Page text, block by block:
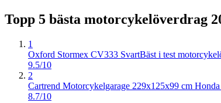
Topp 5 bästa motorcykelöverdrag
1
Oxford Stormex CV333 SvartBäst i test
9.5/10
2
Cartrend Motorcykelgarage 229x125x99 cm Honda
8.7/10